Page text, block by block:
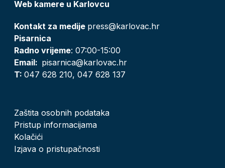
Web kamere u Karlovcu
Kontakt za medije press@karlovac.hr
Pisarnica
Radno vrijeme: 07:00-15:00
Email: pisarnica@karlovac.hr
T: 047 628 210, 047 628 137
Zaštita osobnih podataka
Pristup informacijama
Kolačići
Izjava o pristupačnosti